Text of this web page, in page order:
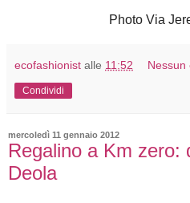
Photo Via
ecofashionist alle 11:52 Nessun
Condividi
mercoledì 11 gennaio 2012
Regalino a Km zero:
Deola